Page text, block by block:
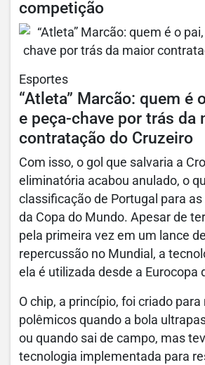
competição
Esportes
“Atleta” Marcão: quem é
e peça-chave por trás da
contratação do Cruzeiro
Com isso, o gol que salvaria a
eliminatória acabou anulado, o
classificação de Portugal para as
da Copa do Mundo. Apesar de
pela primeira vez em um lance
repercussão no Mundial, a
ela é utilizada desde a Eurocopa
O chip, a princípio, foi criado
polêmicos quando a bola
ou quando sai de campo, mas
tecnologia implementada para